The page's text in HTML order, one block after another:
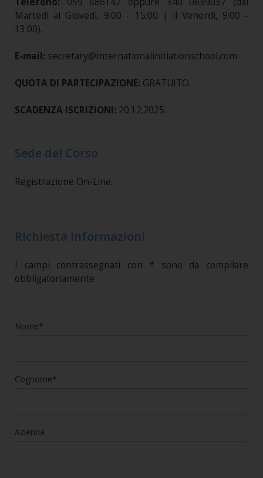
Martedì al Giovedì, 9:00 - 15:00 | il Venerdì, 9:00 -
13:00).
E-mail: secretary@internationalinitiationschool.com
QUOTA DI PARTECIPAZIONE: GRATUITO.
SCADENZA ISCRIZIONI: 20.12.2025.
Sede del Corso
Registrazione On-Line.
Richiesta Informazioni
I campi contrassegnati con * sono da compilare
obbligatoriamente
Nome*
Cognome*
Azienda